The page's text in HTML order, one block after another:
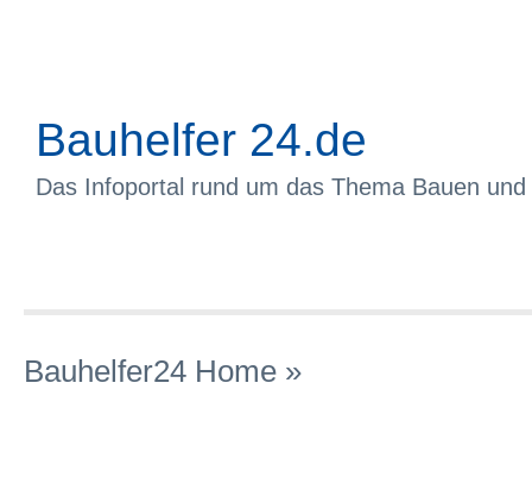
Bauhelfer 24.de
Das Infoportal rund um das Thema Bauen
Bauhelfer24 Home »